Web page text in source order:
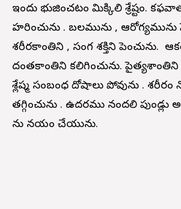
ఇందు భుజించటం మిక్కిలి శ్రేష్టం.
హరించును . బలమును , ఆరోగ్యమును
శరీరకాంతిని , సంభోగ శక్తిని పెంచును.
దంతకాంతిని కలిగించును. పైత్యశాంతిని
శ్లేష్మ సంబంధ దోషాలు పోవును . శరీరం
తగ్గించును . ఉదరము నందలి పుండ్లు
ను నయం చేయును.